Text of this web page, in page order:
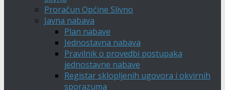
Proračun Općine Slivno
Javna nabava
Plan nabave
Jednostavna nabava
Pravilnik o provedbi postupaka
jednostavne nabave
Registar sklopljenih ugovora i okvirnih
sporazuma